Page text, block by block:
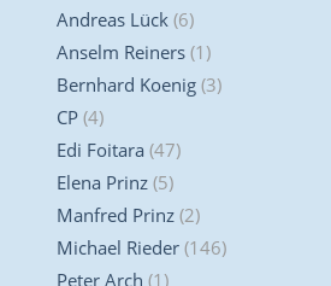
Andreas Lück (6)
Anselm Reiners (1)
Bernhard Koenig (3)
CP (4)
Edi Foitara (47)
Elena Prinz (5)
Manfred Prinz (2)
Michael Rieder (146)
Peter Arch (1)